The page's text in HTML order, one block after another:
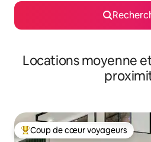
Locations moyenne
Coups de cœur voyageurs les
Coup de cœur voyageurs